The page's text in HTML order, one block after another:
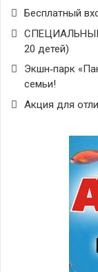
Бесплатный
20 детей)
Экшн‑парк
семьи!
Акция для